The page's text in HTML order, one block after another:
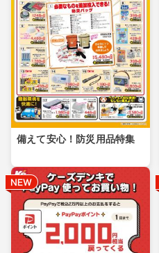
備えて安心！防災用品特集